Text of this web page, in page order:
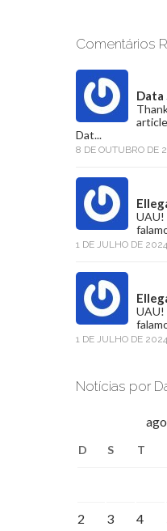
Comentários
Data
Dat...
8 DE OUTUBRO DE
UAU!
1 DE JULHO DE 2024
UAU!
1 DE JULHO DE 2024
Notícias por
D S T
2 3 4